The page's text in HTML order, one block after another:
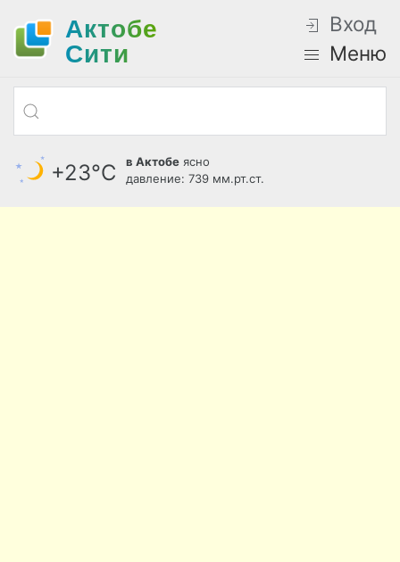
Актобе
Cити
Вход
Меню
+23°С в Актобе ясно
давление: 739 мм.рт.ст.